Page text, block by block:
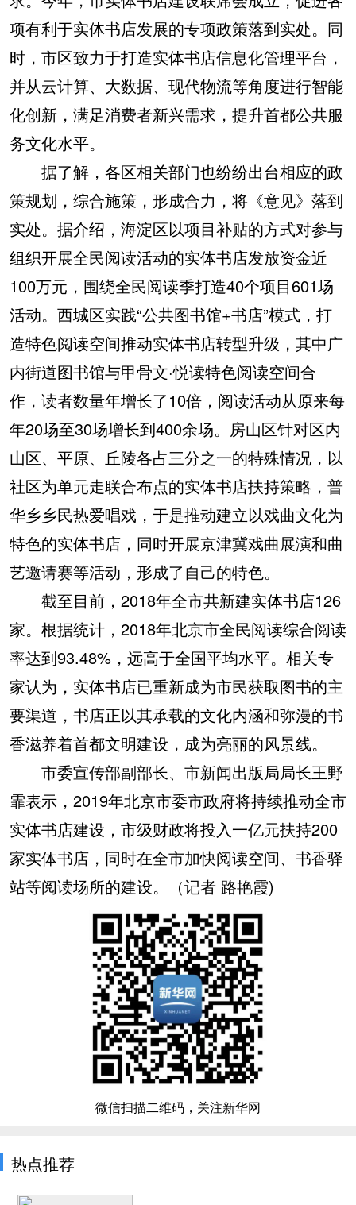
项有利于实体书店发展的专项政策落到实处。同
时，市区致力于打造实体书店信息化管理平台，
并从云计算、大数据、现代物流等角度进行智能
化创新，满足消费者新兴需求，提升首都公共服
务文化水平。
据了解，各区相关部门也纷纷出台相应的政
策规划，综合施策，形成合力，将《意见》落到
实处。据介绍，海淀区以项目补贴的方式对参与
组织开展全民阅读活动的实体书店发放资金近
100万元，围绕全民阅读季打造40个项目601场
活动。西城区实践“公共图书馆+书店”模式，打
造特色阅读空间推动实体书店转型升级，其中广
内街道图书馆与甲骨文·悦读特色阅读空间合
作，读者数量年增长了10倍，阅读活动从原来每
年20场至30场增长到400余场。房山区针对区内
山区、平原、丘陵各占三分之一的特殊情况，以
社区为单元走联合布点的实体书店扶持策略，普
华乡乡民热爱唱戏，于是推动建立以戏曲文化为
特色的实体书店，同时开展京津冀戏曲展演和曲
艺邀请赛等活动，形成了自己的特色。
截至目前，2018年全市共新建实体书店126
家。根据统计，2018年北京市全民阅读综合阅读
率达到93.48%，远高于全国平均水平。相关专
家认为，实体书店已重新成为市民获取图书的主
要渠道，书店正以其承载的文化内涵和弥漫的书
香滋养着首都文明建设，成为亮丽的风景线。
市委宣传部副部长、市新闻出版局局长王野
霏表示，2019年北京市委市政府将持续推动全市
实体书店建设，市级财政将投入一亿元扶持200
家实体书店，同时在全市加快阅读空间、书香驿
站等阅读场所的建设。（记者 路艳霞)
微信扫描二维码，关注新华网
热点推荐